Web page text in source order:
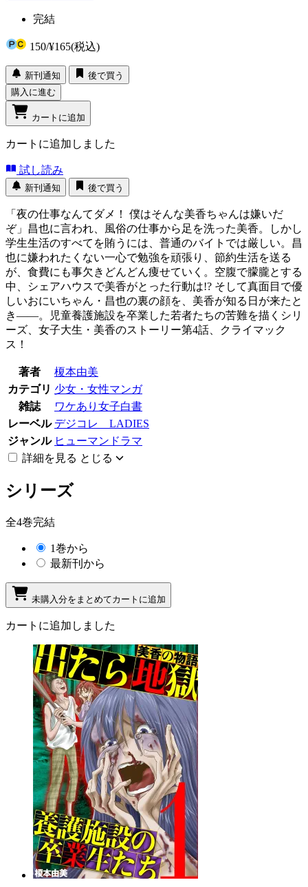
完結
150/¥165(税込)
新刊通知
後で買う
購入に進む
カートに追加
カートに追加しました
試し読み
新刊通知 後で買う
「夜の仕事なんてダメ！ 僕はそんな美香ちゃんは嫌いだ
ぞ」昌也に言われ、風俗の仕事から足を洗った美香。しかし
学生生活のすべてを賄うには、普通のバイトでは厳しい。昌
也に嫌われたくない一心で勉強を頑張り、節約生活を送る
が、食費にも事欠きどんどん痩せていく。空腹で朦朧とする
中、シェアハウスで美香がとった行動は!? そして真面目で優
しいおにいちゃん・昌也の裏の顔を、美香が知る日が来たと
き――。児童養護施設を卒業した若者たちの苦難を描くシリ
ーズ、女子大生・美香のストーリー第4話、クライマック
ス！
著者
榎本由美
カテゴリ 少女・女性マンガ
雑誌
ワケあり女子白書
レーベル デジコレ LADIES
ジャンル ヒューマンドラマ
詳細を見る とじる
シリーズ
全4巻完結
1巻から
最新刊から
未購入分をまとめてカートに追加
カートに追加しました